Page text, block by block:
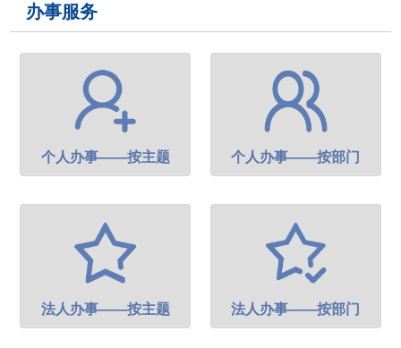
办事服务
个人办事——按主题 个人办事——按部门
法人办事——按主题 法人办事——按部门